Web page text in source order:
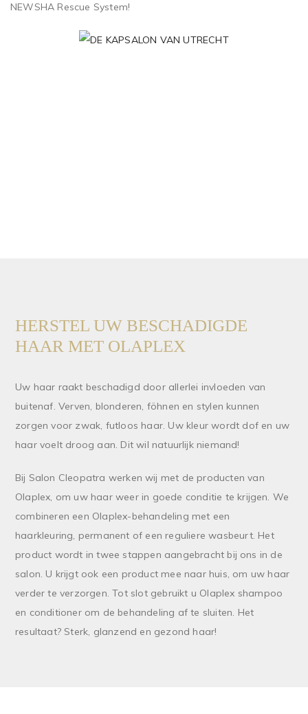
NEWSHA Rescue System!
HERSTEL UW BESCHADIGDE
HAAR MET OLAPLEX
Uw haar raakt beschadigd door allerlei invloeden van
buitenaf. Verven, blonderen, föhnen en stylen kunnen
zorgen voor zwak, futloos haar. Uw kleur wordt dof en uw
haar voelt droog aan. Dit wil natuurlijk niemand!
Bij Salon Cleopatra werken wij met de producten van
Olaplex, om uw haar weer in goede conditie te krijgen. We
combineren een Olaplex-behandeling met een
haarkleuring, permanent of een reguliere wasbeurt. Het
product wordt in twee stappen aangebracht bij ons in de
salon. U krijgt ook een product mee naar huis, om uw haar
verder te verzorgen. Tot slot gebruikt u Olaplex shampoo
en conditioner om de behandeling af te sluiten. Het
resultaat? Sterk, glanzend en gezond haar!